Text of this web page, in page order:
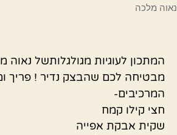
נאוה מלכה
המתכון לעוגיות מגולגלותשל נאוה
מבטיחה לכם שהבצק נדיר ! פריך
המרכיבים-
חצי קילו קמח
שקית אבקת אפייה